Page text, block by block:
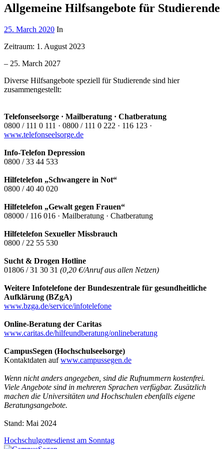
Allgemeine Hilfsangebote für Studierende
25. March 2020 In
Zeitraum: 1. August 2023
– 25. March 2027
Diverse Hilfsangebote speziell für Studierende sind hier
zusammengestellt:
Telefonseelsorge · Mailberatung · Chatberatung
0800 / 111 0 111 · 0800 / 111 0 222 · 116 123 ·
www.telefonseelsorge.de
Info-Telefon Depression
0800 / 33 44 533
Hilfetelefon „Schwangere in Not“
0800 / 40 40 020
Hilfetelefon „Gewalt gegen Frauen“
08000 / 116 016 · Mailberatung · Chatberatung
Hilfetelefon Sexueller Missbrauch
0800 / 22 55 530
Sucht & Drogen Hotline
01806 / 31 30 31 (0,20 €/Anruf aus allen Netzen)
Weitere Infotelefone der Bundeszentrale für gesundheitliche
Aufklärung (BZgA)
www.bzga.de/service/infotelefone
Online-Beratung der Caritas
www.caritas.de/hilfeundberatung/onlineberatung
CampusSegen (Hochschulseelsorge)
Kontaktdaten aufwww.campussegen.de
Wenn nicht anders angegeben, sind die Rufnummern kostenfrei.
Viele Angebote sind in mehreren Sprachen verfügbar. Zusätzlich
machen die Universitäten und Hochschulen ebenfalls eigene
Beratungsangebote.
Stand: Mai 2024
Hochschulgottesdienst am Sonntag